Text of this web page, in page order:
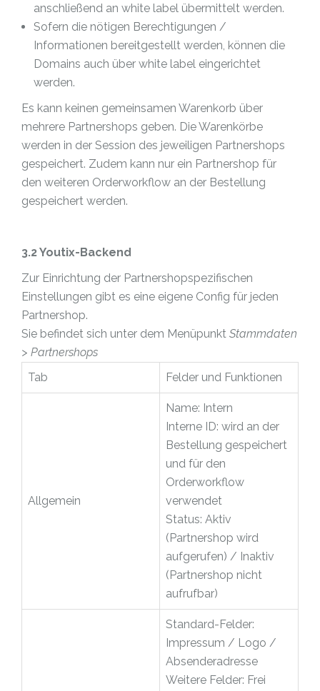
anschließend an white label übermittelt werden.
Sofern die nötigen Berechtigungen /
Informationen bereitgestellt werden, können die
Domains auch über white label eingerichtet
werden.
Es kann keinen gemeinsamen Warenkorb über
mehrere Partnershops geben. Die Warenkörbe
werden in der Session des jeweiligen Partnershops
gespeichert. Zudem kann nur ein Partnershop für
den weiteren Orderworkflow an der Bestellung
gespeichert werden.
3.2 Youtix-Backend
Zur Einrichtung der Partnershopspezifischen
Einstellungen gibt es eine eigene Config für jeden
Partnershop.
Sie befindet sich unter dem Menüpunkt Stammdaten
> Partnershops
Tab
Felder und Funktionen
Allgemein
Name: Intern
Interne ID: wird an der
Bestellung gespeichert
und für den
Orderworkflow
verwendet
Status: Aktiv
(Partnershop wird
aufgerufen) / Inaktiv
(Partnershop nicht
aufrufbar)
Standard-Felder:
Impressum / Logo /
Absenderadresse
Weitere Felder: Frei